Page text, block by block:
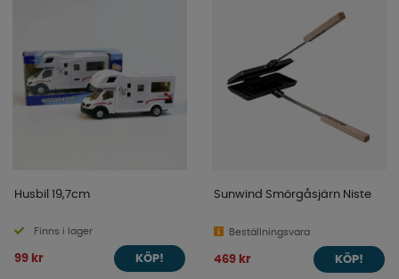
Husbil 19,7cm
Finns i lager
99 kr KÖP!
Sunwind Smörgåsjärn Niste
Beställningsvara
469 kr KÖP!